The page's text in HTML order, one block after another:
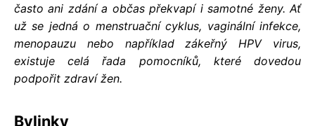
často ani zdání a občas překvapí i samotné ženy. Ať
už se jedná o menstruační cyklus, vaginální infekce,
menopauzu nebo například zákeřný HPV virus,
existuje celá řada pomocníků, které dovedou
podpořit zdraví žen.
Bylinky